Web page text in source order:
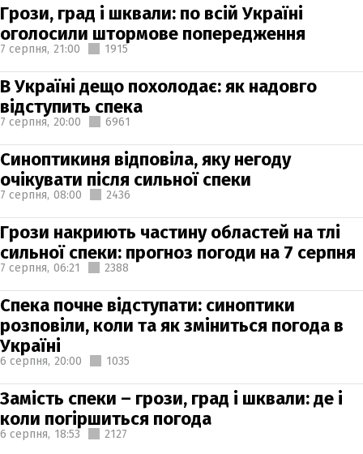
Грози, град і шквали: по всій Україні
оголосили штормове попередження
7 серпня, 21:00 1915
В Україні дещо похолодає: як надовго
відступить спека
7 серпня, 20:00 6961
Синоптикиня відповіла, яку негоду
очікувати після сильної спеки
7 серпня, 08:00 2436
Грози накриють частину областей на тлі
сильної спеки: прогноз погоди на 7 серпня
7 серпня, 06:21 2388
Спека почне відступати: синоптики
розповіли, коли та як зміниться погода в
Україні
6 серпня, 20:00 1035
Замість спеки – грози, град і шквали: де і
коли погіршиться погода
6 серпня, 18:53 2127